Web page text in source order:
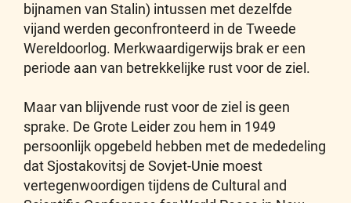
bijnamen van Stalin) intussen met dezelfde
vijand werden geconfronteerd in de Tweede
Wereldoorlog. Merkwaardigerwijs brak er een
periode aan van betrekkelijke rust voor de ziel.
Maar van blijvende rust voor de ziel is geen
sprake. De Grote Leider zou hem in 1949
persoonlijk opgebeld hebben met de mededeling
dat Sjostakovitsj de Sovjet-Unie moest
vertegenwoordigen tijdens de Cultural and